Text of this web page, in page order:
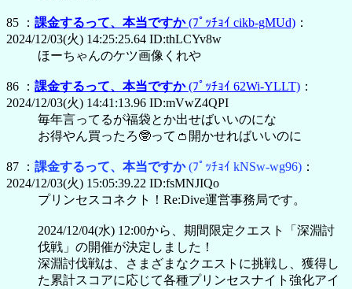
85 ： 課金するって、本当ですか(ﾌﾟｯﾁｮｲ cikb-gMUd) ：
2024/12/03(火) 14:25:25.64 ID:thLCYv8w
ほーちゃんのケツ画像くれや
86 ： 課金するって、本当ですか(ﾌﾟｯﾁｮｲ 62Wi-YLLT) ：
2024/12/03(火) 14:41:13.96 ID:mVwZ4QPI
毎年言ってるが福袋とか出せばいいのにな
お得やん買ったろ🤓って👛開かせればいいのに
87 ： 課金するって、本当ですか(ﾌﾟｯﾁｮｲ kNSw-wg96) ：
2024/12/03(火) 15:05:39.22 ID:fsMNJIQo
プリンセスコネクト！Re:Dive運営事務局です。
2024/12/04(水) 12:00から、期間限定クエスト「深淵討
伐戦」の開催が決定しました！
深淵討伐戦は、さまざまなクエストに挑戦し、獲得し
た累計スコアに応じて各種プリンセスナイト強化アイ